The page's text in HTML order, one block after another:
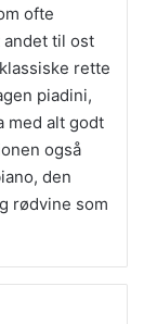
ofte
andet til ost
rette
piadini,
med alt godt
også
den
rødvine som